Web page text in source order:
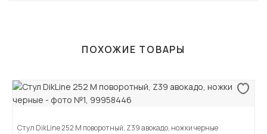
ПОХОЖИЕ ТОВАРЫ
Стул DikLine 252 М поворотный, Z39 авокадо, ножки черные